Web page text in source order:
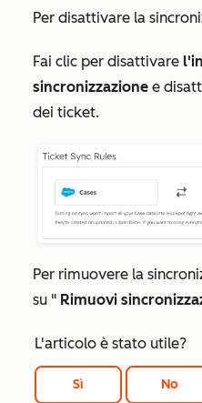
Per disattivare la
Fai clic per disattivare
sincronizzazione e
dei ticket.
Per rimuovere la
su " Rimuovi
L'articolo è stato utile?
Sì No